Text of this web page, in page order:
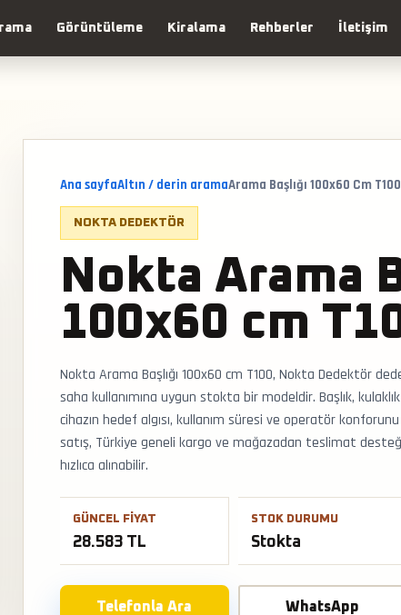
Görüntüleme Kiralama Rehberler İletişim
Ana sayfaAltın / derin aramaArama Başlığı 100x60 Cm T100
NOKTA DEDEKTÖR
Nokta Arama
100x60 cm
Nokta Arama Başlığı 100x60 cm T100, Nokta Dedektör
saha kullanımına uygun stokta bir modeldir. Başlık,
cihazın hedef algısı, kullanım süresi ve operatör
satış, Türkiye geneli kargo ve mağazadan teslimat
hızlıca alınabilir.
GÜNCEL FIYAT
28.583 TL
STOK DURUMU
Stokta
Telefonla Ara WhatsApp